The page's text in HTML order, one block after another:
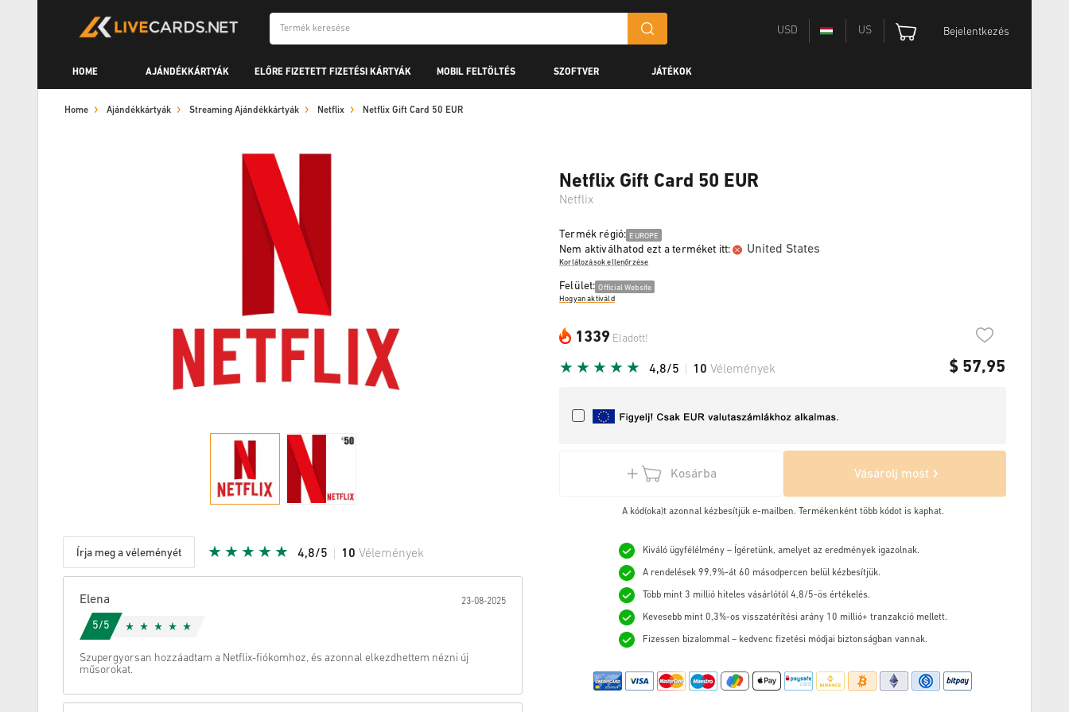
USD US Bejelentkezés
HOME AJÁNDÉKKÁRTYÁK ELŐRE FIZETETT FIZETÉSI KÁRTYÁK MOBIL FELTÖLTÉS SZOFTVER JÁTÉKOK
Home Ajándékkártyák Streaming Ajándékkártyák Netflix Netflix Gift Card 50 EUR
Írja meg a véleményét 4,8/5 10 Vélemények
Elena 23-08-2025
5/5
Szupergyorsan hozzáadtam a Netflix-fiókomhoz, és azonnal elkezdhettem nézni új
műsorokat.
Netflix Gift Card 50 EUR
Netflix
Termék régió: EUROPE
Nem aktiválhatod ezt a terméket itt: United States
Korlátozások ellenőrzése
Felület: Official Website
Hogyan aktiváld
1339 Eladott!
$ 57,95
4,8/5 10 Vélemények
Kosárba Vásárolj most
A kód(oka)t azonnal kézbesítjük e-mailben. Termékenként több kódot is kaphat.
Kiváló ügyfélélmény – Ígéretünk, amelyet az eredmények igazolnak.
A rendelések 99,9%-át 60 másodpercen belül kézbesítjük.
Több mint 3 millió hiteles vásárlótól 4,8/5-ös értékelés.
Kevesebb mint 0,3%-os visszatérítési arány 10 millió+ tranzakció mellett.
Fizessen bizalommal – kedvenc fizetési módjai biztonságban vannak.